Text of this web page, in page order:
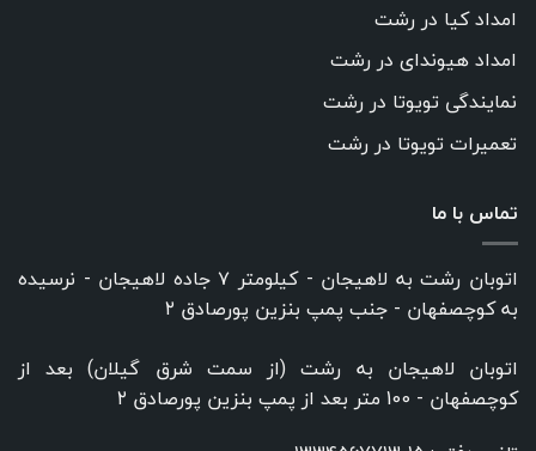
امداد کیا در رشت
امداد هیوندای در رشت
نمایندگی تویوتا در رشت
تعمیرات تویوتا در رشت
تماس با ما
اتوبان رشت به لاهیجان - کیلومتر ۷ جاده لاهیجان - نرسیده
به کوچصفهان - جنب پمپ بنزین پورصادق ۲
اتوبان لاهیجان به رشت (از سمت شرق گیلان) بعد از
کوچصفهان - 100 متر بعد از پمپ بنزین پورصادق ۲